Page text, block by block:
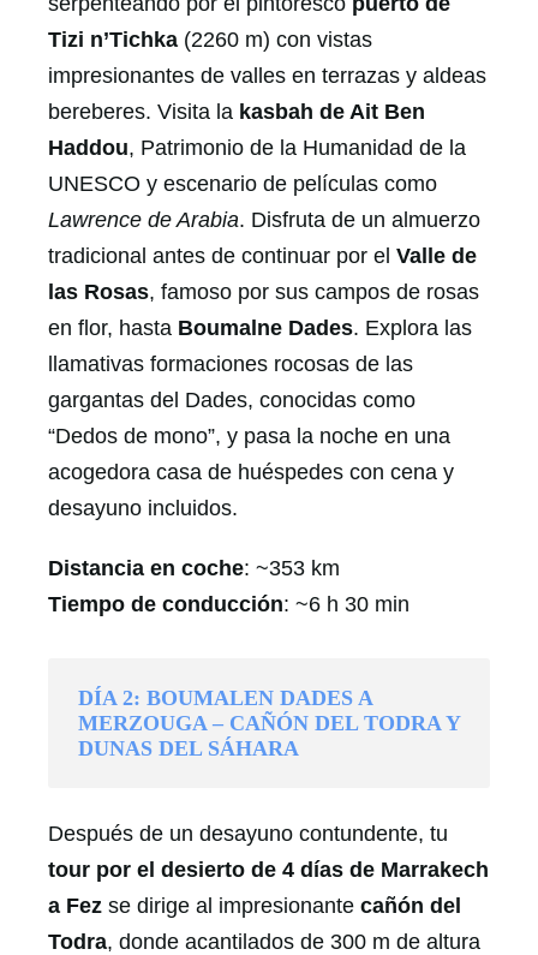
Tizi n’Tichka (2260 m) con vistas
impresionantes de valles en terrazas y aldeas
bereberes. Visita la kasbah de Ait Ben
Haddou, Patrimonio de la Humanidad de la
UNESCO y escenario de películas como
Lawrence de Arabia. Disfruta de un almuerzo
tradicional antes de continuar por el Valle de
las Rosas, famoso por sus campos de rosas
en flor, hasta Boumalne Dades. Explora las
llamativas formaciones rocosas de las
gargantas del Dades, conocidas como
“Dedos de mono”, y pasa la noche en una
acogedora casa de huéspedes con cena y
desayuno incluidos.
Distancia en coche: ~353 km
Tiempo de conducción: ~6 h 30 min
DÍA 2: BOUMALEN DADES A
MERZOUGA – CAÑÓN DEL TODRA Y
DUNAS DEL SÁHARA
Después de un desayuno contundente, tu
tour por el desierto de 4 días de Marrakech
a Fez se dirige al impresionante cañón del
Todra, donde acantilados de 300 m de altura